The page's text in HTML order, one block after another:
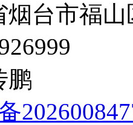
台市福
鹏